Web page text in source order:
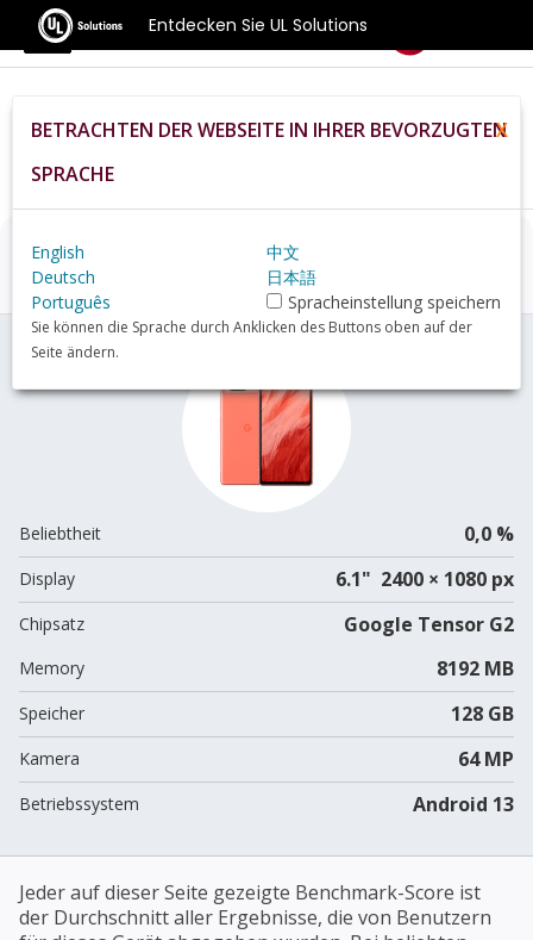
Entdecken Sie UL Solutions
Benchmarks
Home De Hardware
Phone
Google+Pixel+7a+review
Google Pixel 7aÜbersicht
Beliebtheit 0,0 %
Display 6.1" 2400 × 1080 px
Chipsatz Google Tensor G2
Memory 8192 MB
Speicher 128 GB
Kamera 64 MP
Betriebssystem Android 13
Jeder auf dieser Seite gezeigte Benchmark-Score ist
der Durchschnitt aller Ergebnisse, die von Benutzern
BETRACHTEN DER WEBSEITE IN IHRER BEVORZUGTEN
SPRACHE
X
English
中文
Deutsch
日本語
Português
Spracheinstellung speichern
Sie können die Sprache durch Anklicken des Buttons oben auf der
Seite ändern.